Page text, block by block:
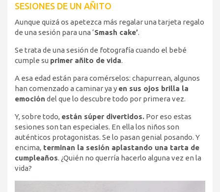
SESIONES DE UN AÑITO
Aunque quizá os apetezca más regalar una tarjeta regalo
de una sesión para una ‘Smash cake’.
Se trata de una sesión de fotografía cuando el bebé
cumple su primer añito de vida.
A esa edad están para comérselos: chapurrean, algunos
han comenzado a caminar ya y en sus ojos brilla la
emoción del que lo descubre todo por primera vez.
Y, sobre todo, están súper divertidos. Por eso estas
sesiones son tan especiales. En ella los niños son
auténticos protagonistas. Se lo pasan genial posando. Y
encima, terminan la sesión aplastando una tarta de
cumpleaños. ¿Quién no querría hacerlo alguna vez en la
vida?